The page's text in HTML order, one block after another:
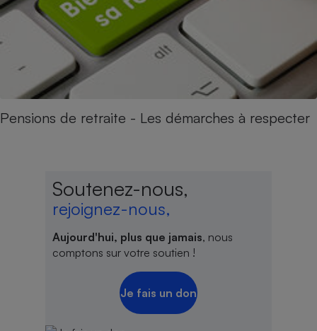
Pensions de retraite - Les démarches à respecter
Soutenez-nous,
rejoignez-nous,
Aujourd'hui, plus que jamais, nous
comptons sur votre soutien !
Je fais un don